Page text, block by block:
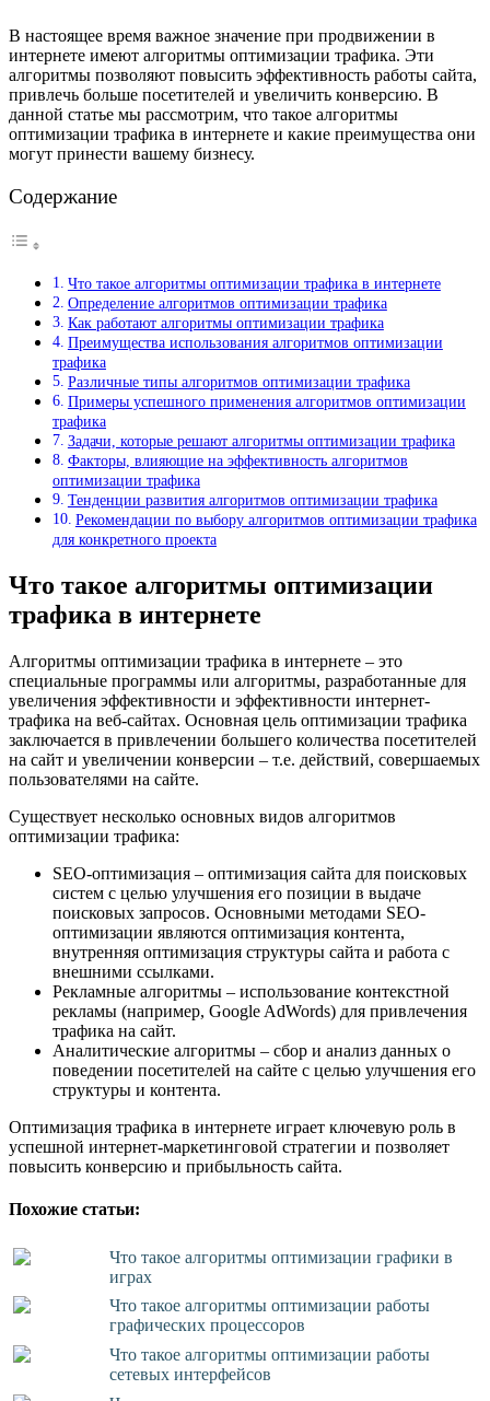
В настоящее время важное значение при продвижении в
интернете имеют алгоритмы оптимизации трафика. Эти
алгоритмы позволяют повысить эффективность работы сайта,
привлечь больше посетителей и увеличить конверсию. В
данной статье мы рассмотрим, что такое алгоритмы
оптимизации трафика в интернете и какие преимущества они
могут принести вашему бизнесу.
Содержание
Что такое алгоритмы оптимизации трафика в интернете
Определение алгоритмов оптимизации трафика
Как работают алгоритмы оптимизации трафика
Преимущества использования алгоритмов оптимизации
трафика
Различные типы алгоритмов оптимизации трафика
Примеры успешного применения алгоритмов оптимизации
трафика
Задачи, которые решают алгоритмы оптимизации трафика
Факторы, влияющие на эффективность алгоритмов
оптимизации трафика
Тенденции развития алгоритмов оптимизации трафика
Рекомендации по выбору алгоритмов оптимизации трафика
для конкретного проекта
Что такое алгоритмы оптимизации
трафика в интернете
Алгоритмы оптимизации трафика в интернете – это
специальные программы или алгоритмы, разработанные для
увеличения эффективности и эффективности интернет-
трафика на веб-сайтах. Основная цель оптимизации трафика
заключается в привлечении большего количества посетителей
на сайт и увеличении конверсии – т.е. действий, совершаемых
пользователями на сайте.
Существует несколько основных видов алгоритмов
оптимизации трафика:
SEO-оптимизация – оптимизация сайта для поисковых
систем с целью улучшения его позиции в выдаче
поисковых запросов. Основными методами SEO-
оптимизации являются оптимизация контента,
внутренняя оптимизация структуры сайта и работа с
внешними ссылками.
Рекламные алгоритмы – использование контекстной
рекламы (например, Google AdWords) для привлечения
трафика на сайт.
Аналитические алгоритмы – сбор и анализ данных о
поведении посетителей на сайте с целью улучшения его
структуры и контента.
Оптимизация трафика в интернете играет ключевую роль в
успешной интернет-маркетинговой стратегии и позволяет
повысить конверсию и прибыльность сайта.
Похожие статьи:
Что такое алгоритмы оптимизации графики в
играх
Что такое алгоритмы оптимизации работы
графических процессоров
Что такое алгоритмы оптимизации работы
сетевых интерфейсов